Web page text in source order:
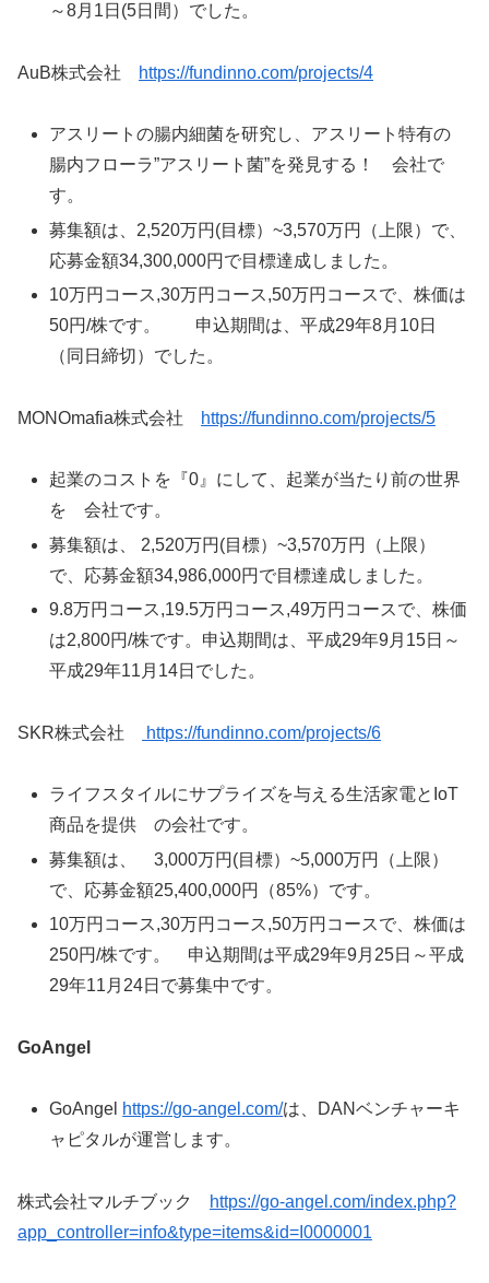
～8月1日(5日間）でした。
AuB株式会社 https://fundinno.com/projects/4
アスリートの腸内細菌を研究し、アスリート特有の
腸内フローラ”アスリート菌”を発見する！ 会社で
す。
募集額は、2,520万円(目標）~3,570万円（上限）で、
応募金額34,300,000円で目標達成しました。
10万円コース,30万円コース,50万円コースで、株価は
50円/株です。 申込期間は、平成29年8月10日
（同日締切）でした。
MONOmafia株式会社 https://fundinno.com/projects/5
起業のコストを『0』にして、起業が当たり前の世界
を 会社です。
募集額は、 2,520万円(目標）~3,570万円（上限）
で、応募金額34,986,000円で目標達成しました。
9.8万円コース,19.5万円コース,49万円コースで、株価
は2,800円/株です。申込期間は、平成29年9月15日～
平成29年11月14日でした。
SKR株式会社 https://fundinno.com/projects/6
ライフスタイルにサプライズを与える生活家電とIoT
商品を提供 の会社です。
募集額は、 3,000万円(目標）~5,000万円（上限）
で、応募金額25,400,000円（85%）です。
10万円コース,30万円コース,50万円コースで、株価は
250円/株です。 申込期間は平成29年9月25日～平成
29年11月24日で募集中です。
GoAngel
GoAngel https://go-angel.com/は、DANベンチャーキ
ャピタルが運営します。
株式会社マルチブック https://go-angel.com/index.php?
app_controller=info&type=items&id=I0000001